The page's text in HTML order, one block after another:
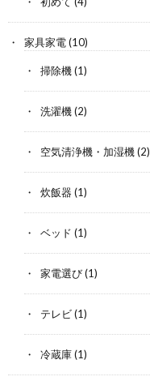
家具家電(10)
掃除機(1)
洗濯機(2)
空気清浄機・加湿機(2)
炊飯器 (1)
ベッド (1)
家電選び(1)
テレビ(1)
冷蔵庫(1)